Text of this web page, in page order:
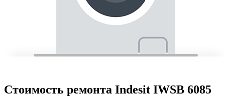
Стоимость ремонта Indesit IWSB 6085